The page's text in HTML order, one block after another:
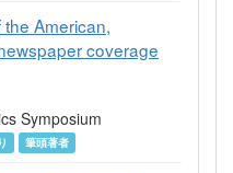
American,
coverage
Symposium
筆頭著者